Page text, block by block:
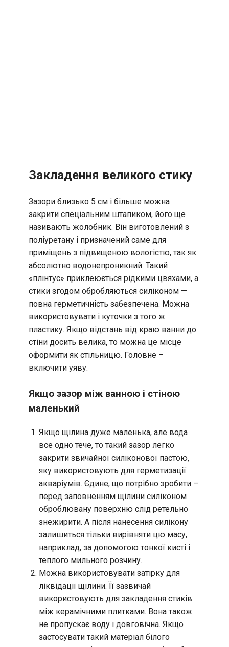
Закладення великого стику
Зазори близько 5 см і більше можна
закрити спеціальним штапиком, його ще
називають жолобник. Він виготовлений з
поліуретану і призначений саме для
приміщень з підвищеною вологістю, так як
абсолютно водонепроникний. Такий
«плінтус» приклеюється рідкими цвяхами, а
стики згодом обробляються силіконом —
повна герметичність забезпечена. Можна
використовувати і куточки з того ж
пластику. Якщо відстань від краю ванни до
стіни досить велика, то можна це місце
оформити як стільницю. Головне –
включити уяву.
Якщо зазор між ванною і стіною
маленький
Якщо щілина дуже маленька, але вода
все одно тече, то такий зазор легко
закрити звичайної силіконової пастою,
яку використовують для герметизації
акваріумів. Єдине, що потрібно зробити –
перед заповненням щілини силіконом
оброблювану поверхню слід ретельно
знежирити. А після нанесення силікону
залишиться тільки вирівняти цю масу,
наприклад, за допомогою тонкої кисті і
теплого мильного розчину.
Можна використовувати затірку для
ліквідації щілини. Її зазвичай
використовують для закладення стиків
між керамічними плитками. Вона також
не пропускає воду і довговічна. Якщо
застосувати такий матеріал білого